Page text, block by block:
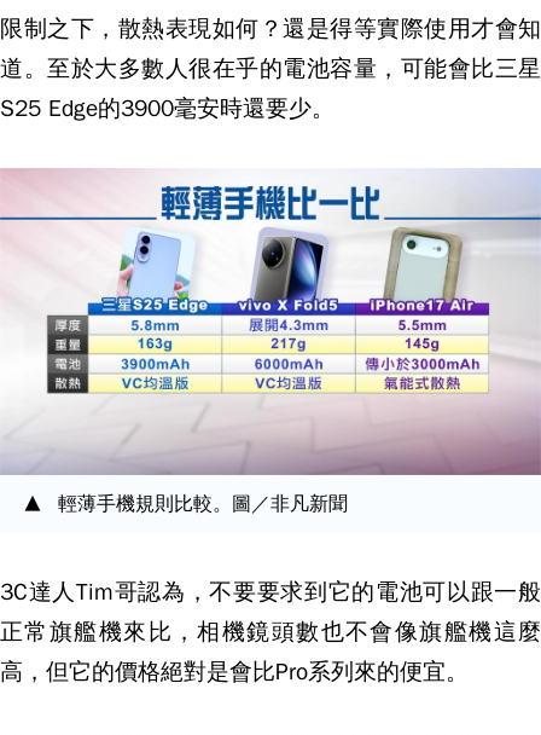
限制之下，散熱表現如何？還是得等實際使用才會知
道。至於大多數人很在乎的電池容量，可能會比三星
S25 Edge的3900毫安時還要少。
輕薄手機規則比較。圖／非凡新聞
3C達人Tim哥認為，不要要求到它的電池可以跟一般
正常旗艦機來比，相機鏡頭數也不會像旗艦機這麼
高，但它的價格絕對是會比Pro系列來的便宜。